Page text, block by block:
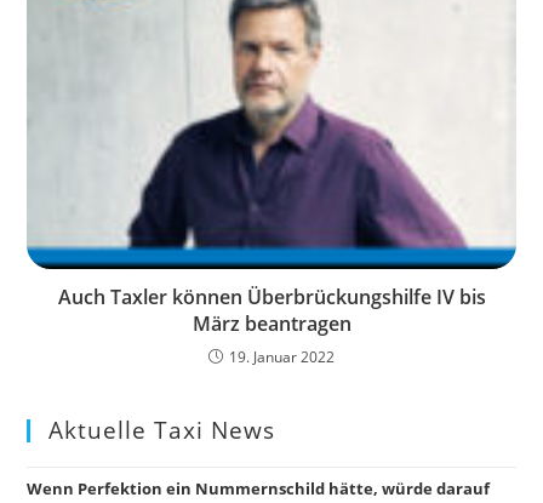
Auch Taxler können Überbrückungshilfe IV bis
März beantragen
19. Januar 2022
Aktuelle Taxi News
Wenn Perfektion ein Nummernschild hätte, würde darauf